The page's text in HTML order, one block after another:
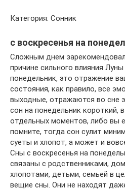
Категория: Сонник
c воскресенья на
Сложным днем
причине сильного влияния
понедельник, это отражение
состояния, как правило, все
выходные, отражаются во сне
сон на понедельник короткий,
отдельных моментов, либо вы
помните, тогда сон сулит
суеты и хлопот, а может и
Сны с воскресенья на
связаны с родственниками,
хлопотами, детьми, семьей в
вещие сны. Они не находят